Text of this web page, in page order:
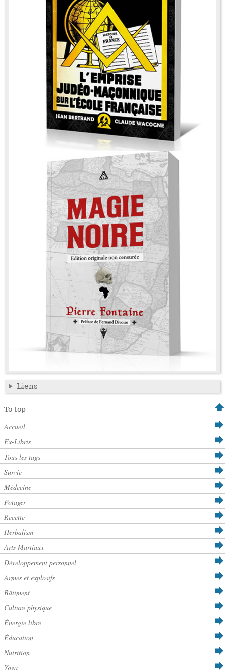
Liens
To top
Accueil
Ex-Libris
Tous les tags
Survie
Médecine
Potager
Recette
Herbalism
Arts Martiaux
Développement personnel
Armes et explosifs
Bâtiment
Culture physique
Énergie libre
Éducation
Nutrition
Yoga